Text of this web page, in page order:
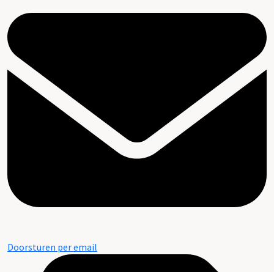
Doorsturen per email